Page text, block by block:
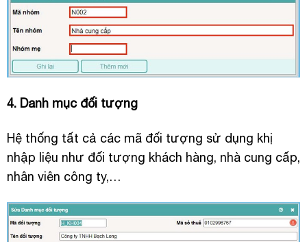
4. Danh mục đối tượng
Hệ thống tất cả các mã đối tượng sử dụng khị
nhập liệu như đối tượng khách hàng, nhà cung cấp,
nhân viên công ty,…